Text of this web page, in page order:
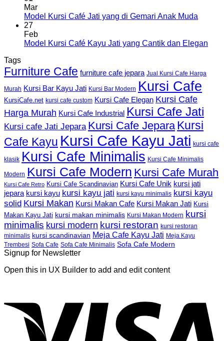
Mar
Model Kursi Café Jati yang di Gemari Anak Muda
27
Feb
Model Kursi Café Kayu Jati yang Cantik dan Elegan
Tags
Furniture Cafe furniture cafe jepara Jual Kursi Cafe Harga
Murah Kursi Bar Kayu Jati Kursi Bar Modern Kursi Cafe
KursiCafe.net kursi cafe custom Kursi Cafe Elegan Kursi Cafe
Harga Murah Kursi Cafe Industrial Kursi Cafe Jati
Kursi cafe Jati Jepara Kursi Cafe Jepara Kursi
Cafe Kayu Kursi Cafe Kayu Jati kursi cafe
klasik Kursi Cafe Minimalis Kursi Cafe Minimalis
Modern Kursi Cafe Modern Kursi Cafe Murah
Kursi Cafe Retro Kursi Cafe Scandinavian Kursi Cafe Unik kursi jati
jepara kursi kayu kursi kayu jati kursi kayu minimalis kursi kayu
solid Kursi Makan Kursi Makan Cafe Kursi Makan Jati Kursi
Makan Kayu Jati kursi makan minimalis Kursi Makan Modern
kursi
minimalis kursi modern kursi restoran kursi restoran
minimalis kursi scandinavian Meja Cafe Kayu Jati Meja Kayu
Trembesi Sofa Cafe Sofa Cafe Minimalis Sofa Cafe Modern
Signup for Newsletter
Open this in UX Builder to add and edit content